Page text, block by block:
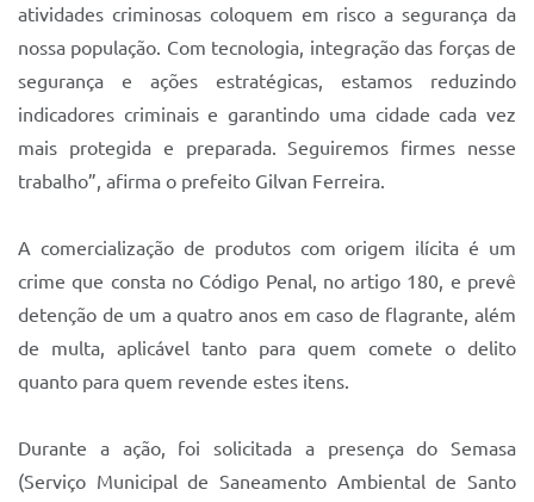
atividades criminosas coloquem em risco a segurança da
nossa população. Com tecnologia, integração das forças de
segurança e ações estratégicas, estamos reduzindo
indicadores criminais e garantindo uma cidade cada vez
mais protegida e preparada. Seguiremos firmes nesse
trabalho”, afirma o prefeito Gilvan Ferreira.
A comercialização de produtos com origem ilícita é um
crime que consta no Código Penal, no artigo 180, e prevê
detenção de um a quatro anos em caso de flagrante, além
de multa, aplicável tanto para quem comete o delito
quanto para quem revende estes itens.
Durante a ação, foi solicitada a presença do Semasa
(Serviço Municipal de Saneamento Ambiental de Santo